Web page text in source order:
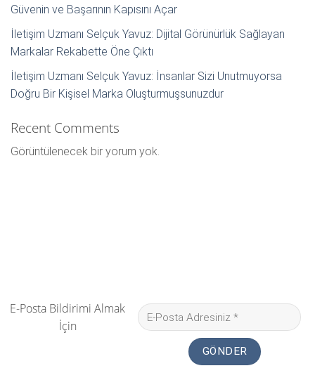
Güvenin ve Başarının Kapısını Açar
İletişim Uzmanı Selçuk Yavuz: Dijital Görünürlük Sağlayan
Markalar Rekabette Öne Çıktı
İletişim Uzmanı Selçuk Yavuz: İnsanlar Sizi Unutmuyorsa
Doğru Bir Kişisel Marka Oluşturmuşsunuzdur
Recent Comments
Görüntülenecek bir yorum yok.
E-Posta Bildirimi Almak
İçin